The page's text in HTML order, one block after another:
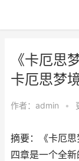
《卡厄思
卡厄思梦
作者： admin •
摘要：《卡厄
四章是一个全